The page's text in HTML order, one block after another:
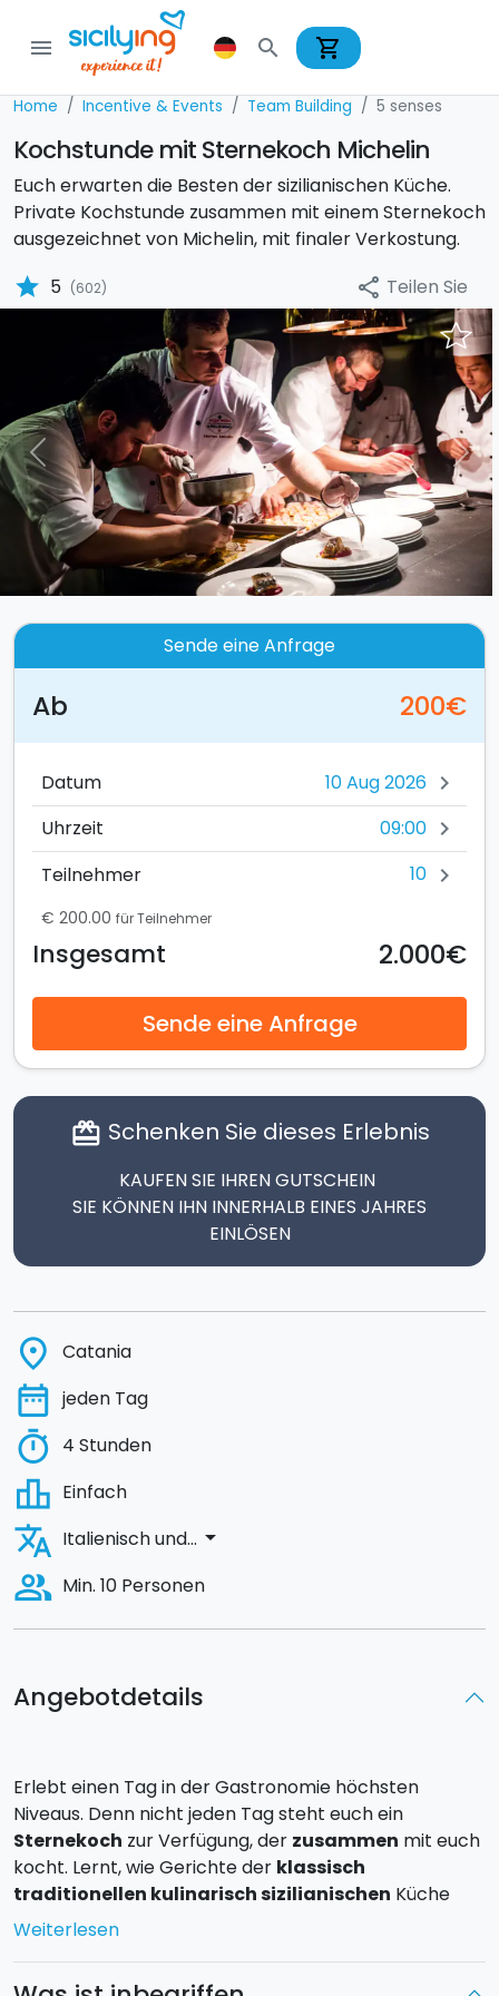
menu search shopping_cart
Home Incentive & Events Team Building 5 senses
Kochstunde mit Sternekoch Michelin
Euch erwarten die Besten der sizilianischen Küche.
Private Kochstunde zusammen mit einem Sternekoch
ausgezeichnet von Michelin, mit finaler Verkostung.
star 5 (602) share Teilen Sie
Previous Next
Angebotdetails
Erlebt einen Tag in der Gastronomie höchsten
Niveaus. Denn nicht jeden Tag steht euch ein
Sternekoch zur Verfügung, der zusammen mit euch
kocht. Lernt, wie Gerichte der klassisch
traditionellen kulinarisch sizilianischen Küche
zubereitet werden.
Weiterlesen
Sende eine Anfrage
Ab 200€
Datum chevron_right
Uhrzeit 09:00 chevron_right
Teilnehmer 10 chevron_right
€ 200.00 für Teilnehmer
Insgesamt 2.000€
Sende eine Anfrage
card_giftcard Schenken Sie dieses Erlebnis
KAUFEN SIE IHREN GUTSCHEIN
SIE KÖNNEN IHN INNERHALB EINES JAHRES
EINLÖSEN
place Catania
date_range jeden Tag
timer 4 Stunden
leaderboard Einfach
translate Italienisch und... arrow_drop_down
people_alt Min. 10 Personen